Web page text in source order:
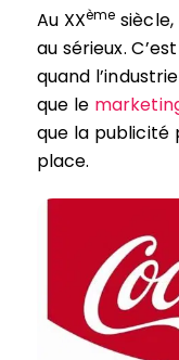
Au XXème
au sérieux.
quand
que le
que la
place.